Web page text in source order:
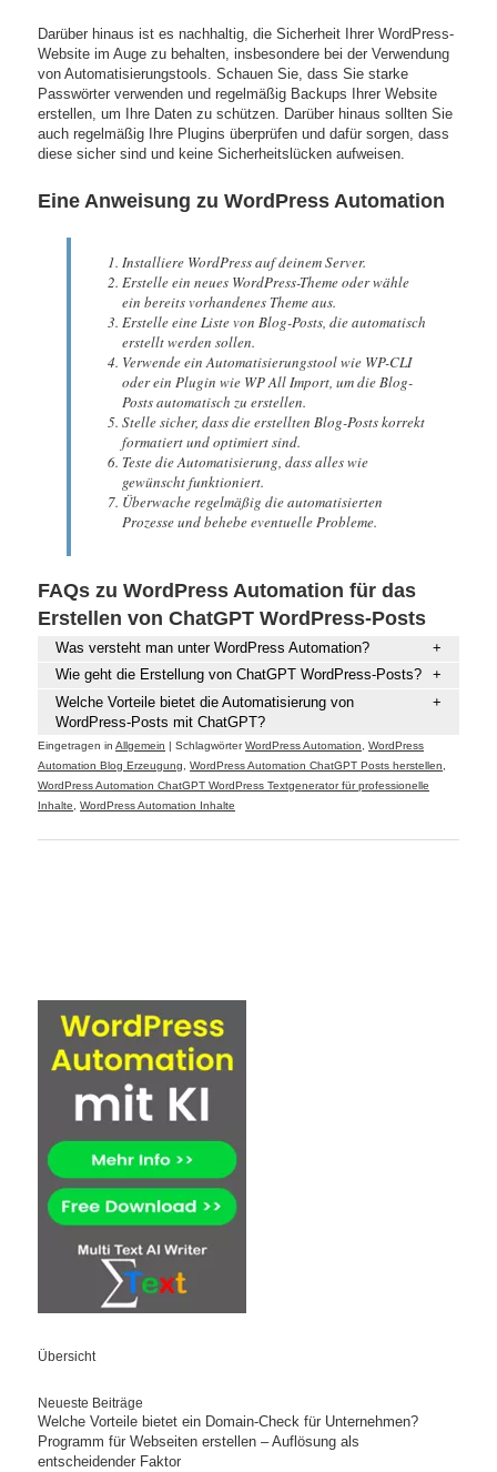
Darüber hinaus ist es nachhaltig, die Sicherheit Ihrer WordPress-
Website im Auge zu behalten, insbesondere bei der Verwendung
von Automatisierungstools. Schauen Sie, dass Sie starke
Passwörter verwenden und regelmäßig Backups Ihrer Website
erstellen, um Ihre Daten zu schützen. Darüber hinaus sollten Sie
auch regelmäßig Ihre Plugins überprüfen und dafür sorgen, dass
diese sicher sind und keine Sicherheitslücken aufweisen.
Eine Anweisung zu WordPress Automation
Installiere WordPress auf deinem Server.
Erstelle ein neues WordPress-Theme oder wähle
ein bereits vorhandenes Theme aus.
Erstelle eine Liste von Blog-Posts, die automatisch
erstellt werden sollen.
Verwende ein Automatisierungstool wie WP-CLI
oder ein Plugin wie WP All Import, um die Blog-
Posts automatisch zu erstellen.
Stelle sicher, dass die erstellten Blog-Posts korrekt
formatiert und optimiert sind.
Teste die Automatisierung, dass alles wie
gewünscht funktioniert.
Überwache regelmäßig die automatisierten
Prozesse und behebe eventuelle Probleme.
FAQs zu WordPress Automation für das
Erstellen von ChatGPT WordPress-Posts
Was versteht man unter WordPress Automation?
Wie geht die Erstellung von ChatGPT WordPress-Posts?
Welche Vorteile bietet die Automatisierung von
WordPress-Posts mit ChatGPT?
Eingetragen in Allgemein |Schlagwörter WordPress Automation ,WordPress
Automation Blog Erzeugung ,WordPress Automation ChatGPT Posts herstellen
WordPress Automation ChatGPT WordPress Textgenerator für professionelle
Inhalte ,WordPress Automation Inhalte
Übersicht
Neueste Beiträge
Welche Vorteile bietet ein Domain-Check für Unternehmen?
Programm für Webseiten erstellen – Auflösung als
entscheidender Faktor